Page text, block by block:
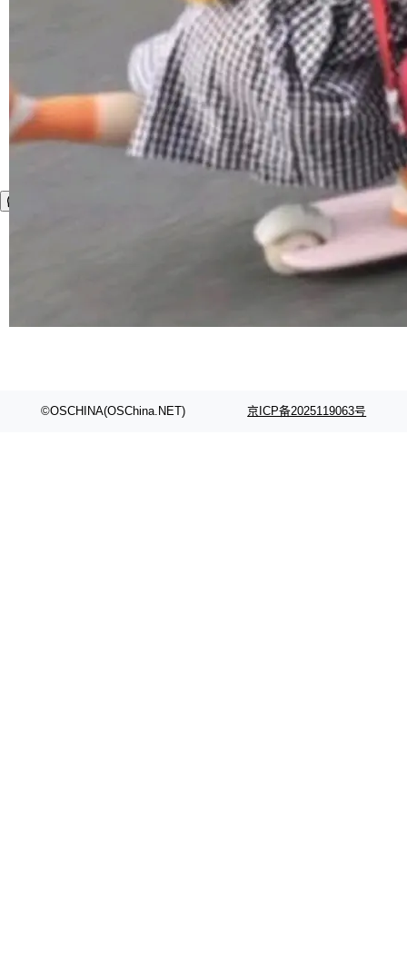
©OSCHINA(OSChina.NET) 京ICP备2025119063号